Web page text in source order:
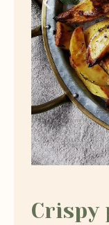
Crispy